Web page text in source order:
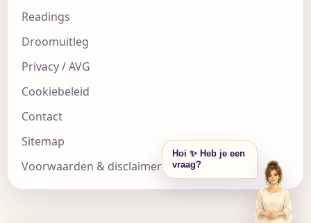
Readings
Droomuitleg
Privacy / AVG
Cookiebeleid
Contact
Sitemap
Voorwaarden & disclaimer
Hoi ✨ Heb je een
vraag?